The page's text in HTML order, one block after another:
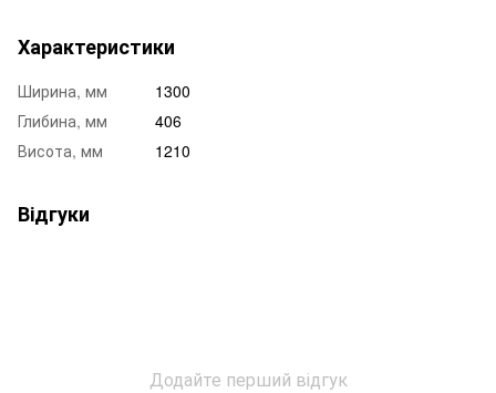
Характеристики
Ширина, мм
1300
Глибина, мм
406
Висота, мм
1210
Відгуки
Додайте перший відгук